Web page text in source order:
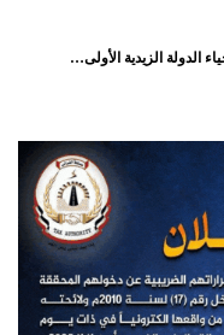
الدولة الزيدية الأولى…